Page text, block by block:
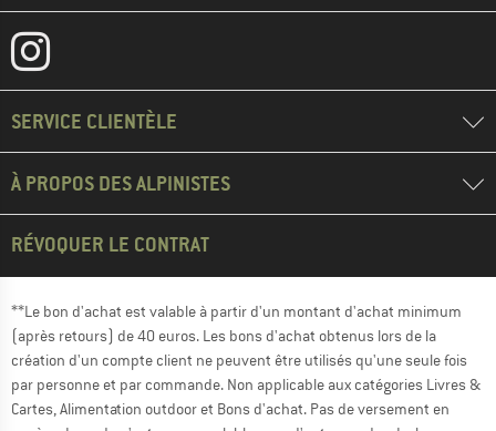
SERVICE CLIENTÈLE
À PROPOS DES ALPINISTES
RÉVOQUER LE CONTRAT
**Le bon d'achat est valable à partir d'un montant d'achat minimum
(après retours) de 40 euros. Les bons d'achat obtenus lors de la
création d'un compte client ne peuvent être utilisés qu'une seule fois
par personne et par commande. Non applicable aux catégories Livres &
Cartes, Alimentation outdoor et Bons d'achat. Pas de versement en